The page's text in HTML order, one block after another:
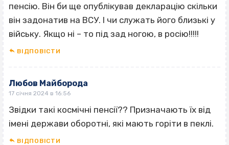
пенсію. Він би ще опублікував декларацію скільки
він задонатив на ВСУ. І чи служать його близькі у
війську. Якщо ні – то під зад ногою, в росію!!!!!
ВІДПОВІCТИ
Любов Майборода
17 січня 2024 в 16:56
Звідки такі космічні пенсії?? Призначають їх від
імені держави оборотні, які мають горіти в пеклі.
ВІДПОВІCТИ